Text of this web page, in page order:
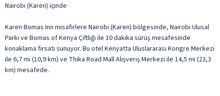
Nairobi (Karen) içinde
Karen Bomas Inn misafirlere Nairobi (Karen) bölgesinde, Nairobi Ulusal
Parkı ve Bomas of Kenya Çiftliği ile 10 dakika sürüş mesafesinde
konaklama fırsatı sunuyor. Bu otel Kenyatta Uluslararası Kongre Merkezi
ile 6,7 mi (10,9 km) ve Thika Road Mall Alışveriş Merkezi ile 14,5 mi (23,3
km) mesafede.